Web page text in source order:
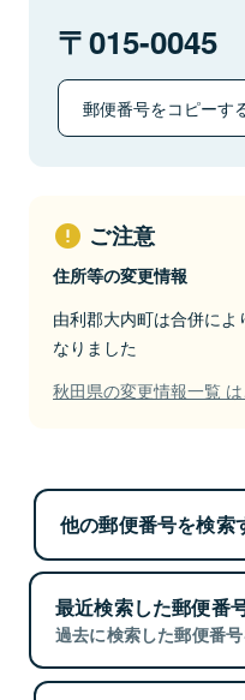
015-0045
郵便番号をコピーす
ご注意
住所等の変更情報
由利郡大内町は合併に
なりました
秋田県の変更情報一覧
他の郵便番号を検索
最近検索した郵便番
過去に検索した郵便番号